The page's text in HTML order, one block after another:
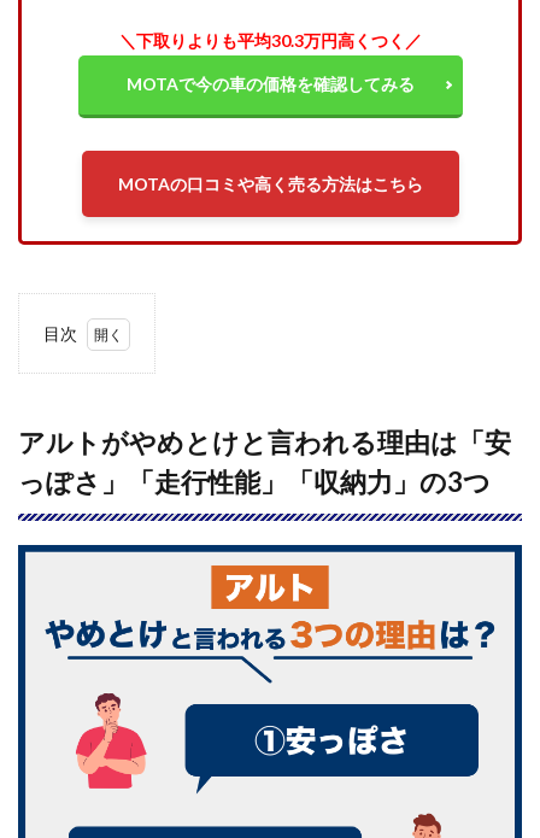
＼下取りよりも平均30.3万円高くつく／
MOTAで今の車の価格を確認してみる
MOTAの口コミや高く売る方法はこちら
目次
やめ
とけ
と言
われ
る理
「走
行性
アルトがやめとけと言われる理由は「安
っぽさ」「走行性能」「収納力」の3つ